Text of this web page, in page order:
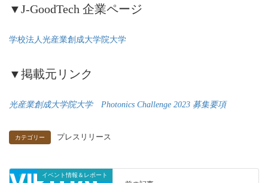
▼J-GoodTech 企業ページ
学校法人光産業創成大学院大学
▼掲載元リンク
光産業創成大学院大学 Photonics Challenge 2023 募集要項
カテゴリー プレスリリース
イベント情報＆レポート